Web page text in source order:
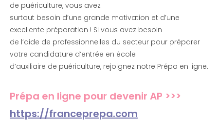
de puériculture, vous avez
surtout besoin d’une grande motivation et d’une
excellente préparation ! Si vous avez besoin
de l’aide de professionnelles du secteur pour préparer
votre candidature d’entrée en école
d’auxiliaire de puériculture, rejoignez notre Prépa en ligne.
Prépa en ligne pour devenir AP >>>
https://franceprepa.com